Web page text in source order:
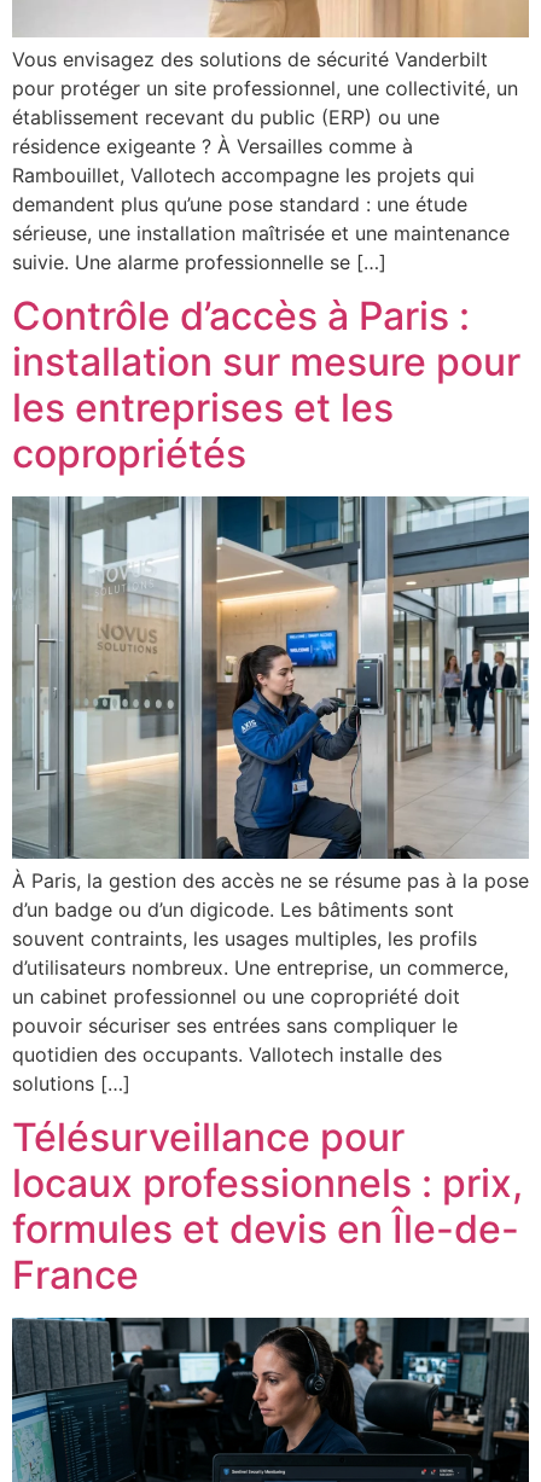
Vous envisagez des solutions de sécurité Vanderbilt
pour protéger un site professionnel, une collectivité, un
établissement recevant du public (ERP) ou une
résidence exigeante ? À Versailles comme à
Rambouillet, Vallotech accompagne les projets qui
demandent plus qu’une pose standard : une étude
sérieuse, une installation maîtrisée et une maintenance
suivie. Une alarme professionnelle se […]
Contrôle d’accès à Paris :
installation sur mesure pour
les entreprises et les
copropriétés
À Paris, la gestion des accès ne se résume pas à la pose
d’un badge ou d’un digicode. Les bâtiments sont
souvent contraints, les usages multiples, les profils
d’utilisateurs nombreux. Une entreprise, un commerce,
un cabinet professionnel ou une copropriété doit
pouvoir sécuriser ses entrées sans compliquer le
quotidien des occupants. Vallotech installe des
solutions […]
Télésurveillance pour
locaux professionnels : prix,
formules et devis en Île-de-
France